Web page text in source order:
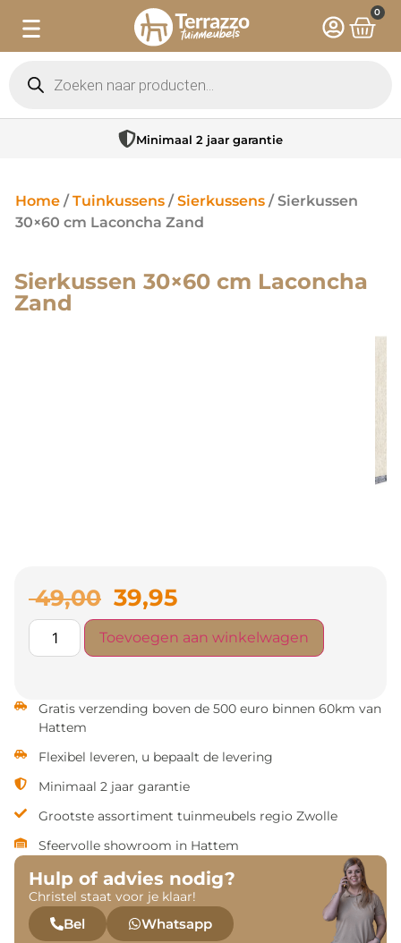
0
Minimaal 2 jaar garantie
Home /Tuinkussens /Sierkussens / Sierkussen
30×60 cm Laconcha Zand
Sierkussen 30×60 cm Laconcha
Zand
49,00 39,95
Toevoegen aan winkelwagen
Gratis verzending boven de 500 euro binnen 60km van
Hattem
Flexibel leveren, u bepaalt de levering
Minimaal 2 jaar garantie
Grootste assortiment tuinmeubels regio Zwolle
Sfeervolle showroom in Hattem
Hulp of advies nodig?
Christel staat voor je klaar!
Bel Whatsapp